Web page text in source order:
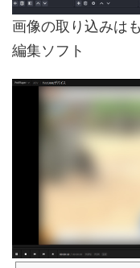
画像の取り込みは
編集ソフト